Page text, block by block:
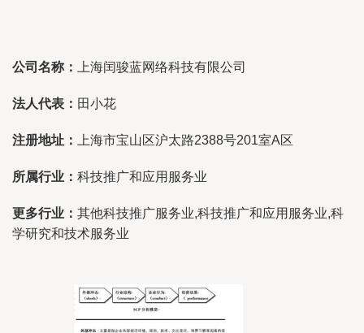
公司名称： 上海闰骏蓝网络科技有限公司
法人代表： 田小花
注册地址： 上海市宝山区沪太路2388号201室A区
所属行业： 科技推广和应用服务业
更多行业： 其他科技推广服务业,科技推广和应用服务业,科
学研究和技术服务业